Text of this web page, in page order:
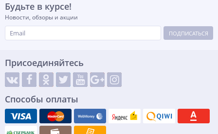
Будьте в курсе!
Новости, обзоры и акции
ПОДПИСАТЬСЯ
Присоединяйтесь
Способы оплаты